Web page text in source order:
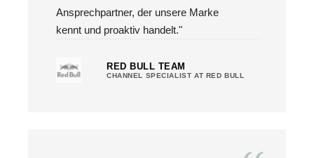
Ansprechpartner, der unsere Marke
kennt und proaktiv handelt."
RED BULL TEAM
CHANNEL SPECIALIST AT RED BULL